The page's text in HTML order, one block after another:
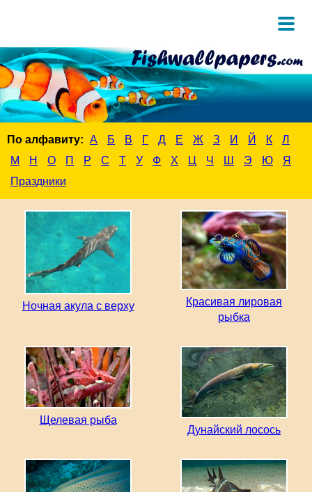
По алфавиту: А Б В Г Д Е Ж З И Й К
Л
М
Н О П Р С Т У Ф Х Ц Ч Ш Э Ю
Я
Праздники
Ночная акула с верху
Красивая лировая
рыбка
Щелевая рыба
Дунайский лосось